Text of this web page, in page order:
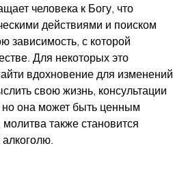
человека к Богу, что
действиями и поиском
зависимость, с которой
Для некоторых это
вдохновение для изменений
свою жизнь, консультации
но она может быть ценным
также становится